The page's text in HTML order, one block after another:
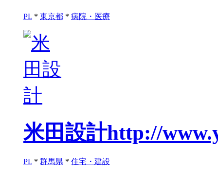
PL * 東京都 * 病院・医療
米田設計http://
PL * 群馬県 * 住宅・建設